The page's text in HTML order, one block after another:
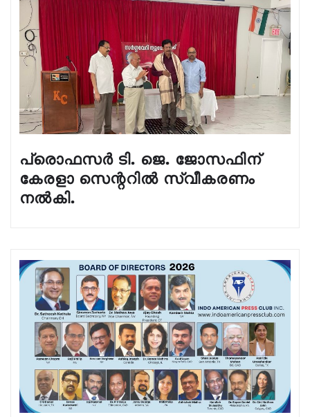
പ്രൊഫസർ ടി. ജെ. ജോസഫിന്
കേരളാ സെന്ററിൽ സ്വീകരണം
നൽകി.